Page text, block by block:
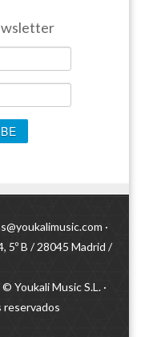
·
5º B / 28045 Madrid /
Youkali Music S.L. ·
reservados